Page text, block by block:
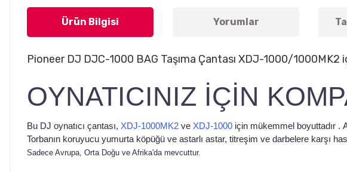
Ürün Bilgisi Yorumlar
Pioneer DJ DJC-1000 BAG Taşıma Çantası XDJ-1000/1000MK2
OYNATICINIZ İÇİN
Bu DJ oynatıcı çantası, XDJ-1000MK2 ve XDJ-1000 için mükemmel boyuttadır .
Torbanın koruyucu yumurta köpüğü ve astarlı astar, titreşim ve darbelere karşı
Sadece Avrupa, Orta Doğu ve Afrika'da mevcuttur.